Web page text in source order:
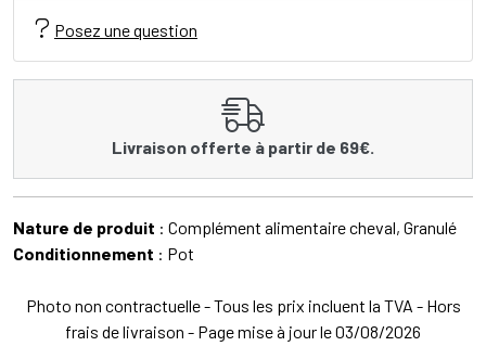
Posez une question
Livraison offerte à partir de 69€.
Nature de produit : Complément alimentaire cheval, Granulé
Conditionnement : Pot
Photo non contractuelle - Tous les prix incluent la TVA - Hors
frais de livraison - Page mise à jour le 03/08/2026